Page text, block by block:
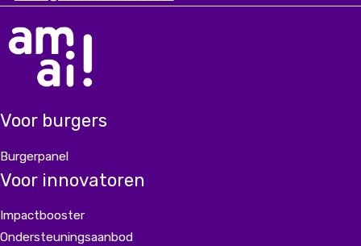
een chatbot bouwen die er écht is voor iedereen.
Voor burgers
Burgerpanel
Voor innovatoren
Impactbooster
Ondersteuningsaanbod